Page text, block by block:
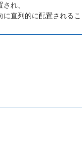
れ、
直列的に配置される